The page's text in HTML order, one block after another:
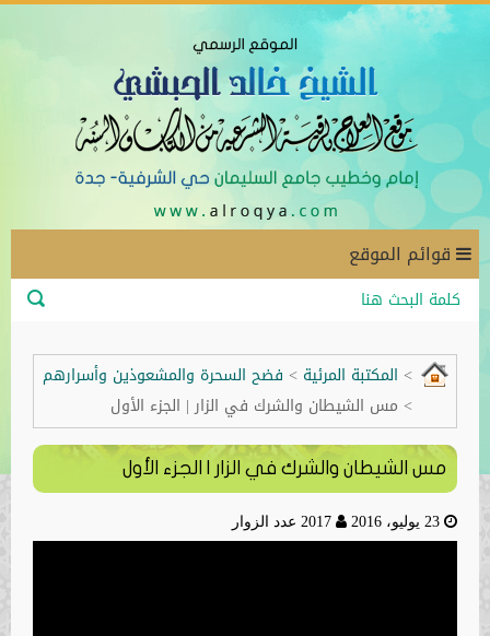
قوائم الموقع
> المكتبة المرئية > فضح السحرة والمشعوذين وأسرارهم
> مس الشيطان والشرك في الزار | الجزء الأول
مس الشيطان والشرك في الزار | الجزء الأول